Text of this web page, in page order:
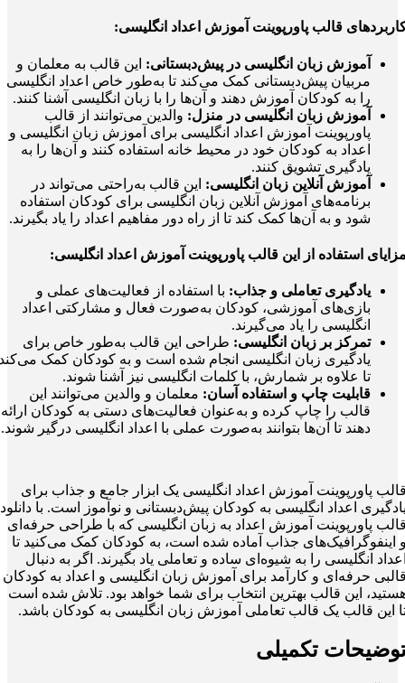
قالب پاورپوینت آموزش اعداد انگلیسی:
آموزش زبان انگلیسی در پیش‌دبستانی: این قالب به معلمان و
مربیان پیش‌دبستانی کمک می‌کند تا به‌طور خاص اعداد انگلیسی
را به کودکان آموزش دهند و آن‌ها را با زبان انگلیسی آشنا کنند.
آموزش زبان انگلیسی در منزل: والدین می‌توانند از قالب
پاورپوینت آموزش اعداد انگلیسی برای آموزش زبان انگلیسی و
اعداد به کودکان خود در محیط خانه استفاده کنند و آن‌ها را به
یادگیری تشویق کنند.
آموزش آنلاین زبان انگلیسی: این قالب به‌راحتی می‌تواند در
برنامه‌های آموزش آنلاین زبان انگلیسی برای کودکان استفاده
شود و به آن‌ها کمک کند تا از راه دور مفاهیم اعداد را یاد بگیرند.
استفاده از این قالب پاورپوینت آموزش اعداد انگلیسی:
یادگیری تعاملی و جذاب: با استفاده از فعالیت‌های عملی و
بازی‌های آموزشی، کودکان به‌صورت فعال و مشارکتی اعداد
انگلیسی را یاد می‌گیرند.
تمرکز بر زبان انگلیسی: طراحی این قالب به‌طور خاص برای
یادگیری زبان انگلیسی انجام شده است و به کودکان کمک
تا علاوه بر شمارش، با کلمات انگلیسی نیز آشنا شوند.
قابلیت چاپ و استفاده آسان: معلمان و والدین می‌توانند این
قالب را چاپ کرده و به‌عنوان فعالیت‌های دستی به کودکان ارائه
دهند تا آن‌ها بتوانند به‌صورت عملی با اعداد انگلیسی درگیر شوند.
پاورپوینت آموزش اعداد انگلیسی یک ابزار جامع و جذاب برای
اعداد انگلیسی به کودکان پیش‌دبستانی و نوآموز است. با دانلود
پاورپوینت آموزش اعداد به زبان انگلیسی که با طراحی حرفه‌ای
اینفوگرافیک‌های جذاب آماده شده است، به کودکان کمک می‌کنید تا
انگلیسی را به شیوه‌ای ساده و تعاملی یاد بگیرند. اگر به دنبال
حرفه‌ای و کارآمد برای آموزش زبان انگلیسی و اعداد به کودکان
این قالب بهترین انتخاب برای شما خواهد بود. تلاش شده است
این قالب یک قالب تعاملی آموزش زبان انگلیسی به کودکان باشد.
تکمیلی